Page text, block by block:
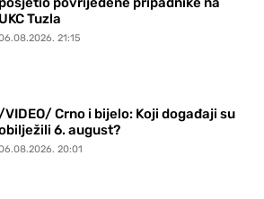
UKC Tuzla
21:15
/VIDEO/ Crno i bijelo: Koji događaji su
6. august?
20:01